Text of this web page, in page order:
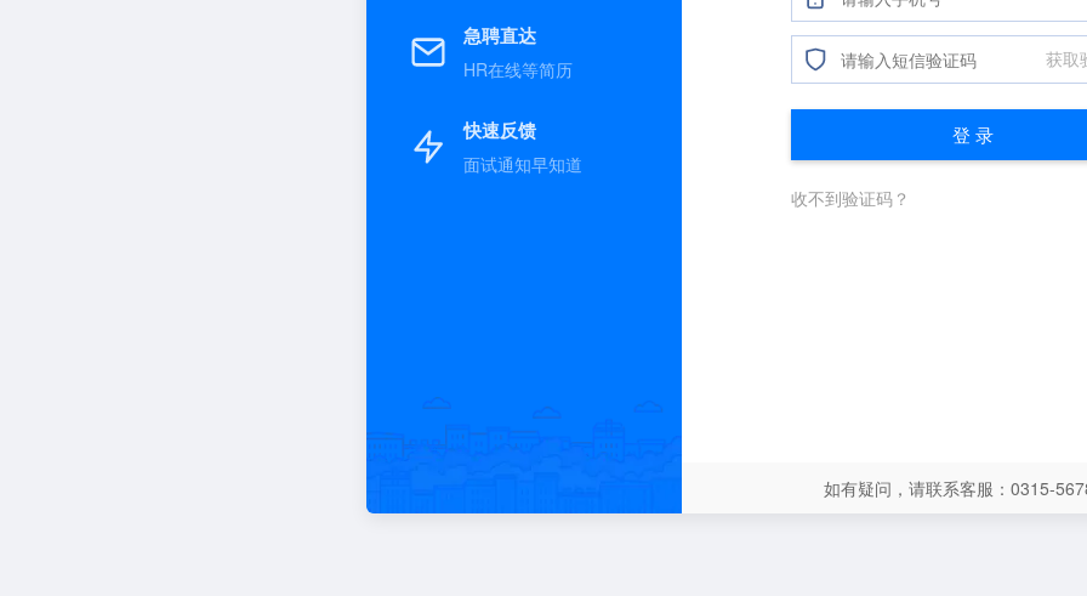
急聘直达
HR在线等简历
快速反馈
面试通知早知道
如有疑问，请联系客服：0315-